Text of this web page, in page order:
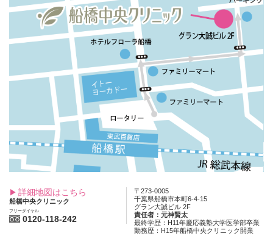
詳細地図はこちら
船橋中央クリニック
フリーダイヤル
0120-118-242
〒273-0005
千葉県船橋市本町6-4-15
グラン大誠ビル 2F
責任者：元神賢太
最終学歴：H11年慶応義塾大学医学部卒業
勤務歴：H15年船橋中央クリニック開業